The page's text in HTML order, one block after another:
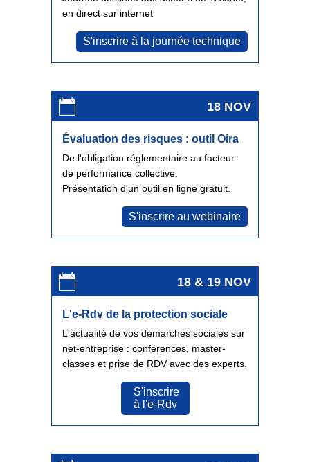
en direct sur internet
S'inscrire à la journée technique
18 NOV
Évaluation des risques : outil Oira
De l'obligation réglementaire au facteur
de performance collective.
Présentation d'un outil en ligne gratuit.
S'inscrire au webinaire
18 & 19 NOV
L'e-Rdv de la protection sociale
L'actualité de vos démarches sociales sur
net-entreprise : conférences, master-
classes et prise de RDV avec des experts.
S'inscrire
à l'e-Rdv